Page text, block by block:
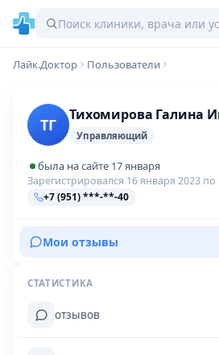
Лайк.Доктор Пользователи
ТГ
Тихомирова Галина
Управляющий
была на сайте 17 января
Зарегистрировался 16 января 2023
+7 (951) ***-**-40
Мои отзывы
СТАТИСТИКА
отзывов